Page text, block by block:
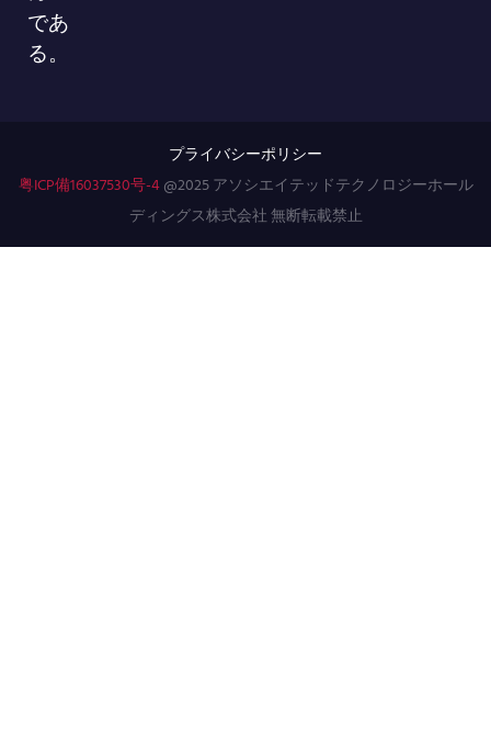
であ
る。
プライバシーポリシー
粤ICP備16037530号-4@2025 アソシエイテッドテクノロジーホール
ディングス株式会社 無断転載禁止